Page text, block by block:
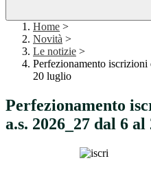
Home >
Novità >
Le notizie >
Perfezionamento iscrizioni
20 luglio
Perfezionamento
a.s. 2026_27 dal 6